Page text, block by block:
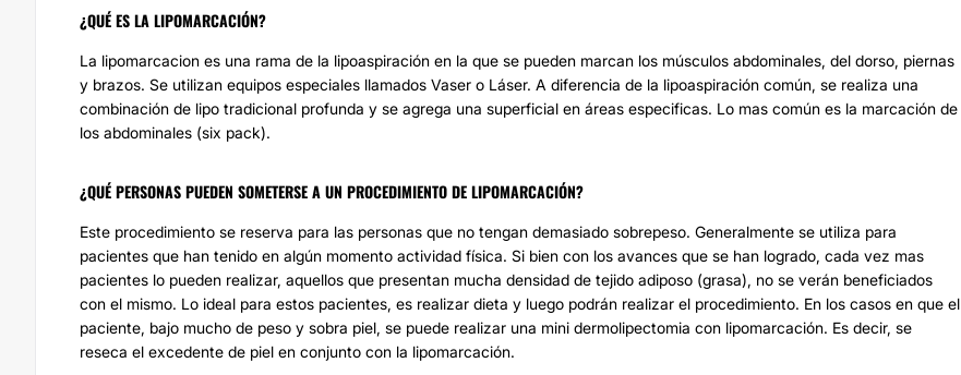
¿QUÉ ES LA LIPOMARCACIÓN?
La lipomarcacion es una rama de la lipoaspiración en la que se pueden marcan los músculos abdominales, del dorso, piernas
y brazos. Se utilizan equipos especiales llamados Vaser o Láser. A diferencia de la lipoaspiración común, se realiza una
combinación de lipo tradicional profunda y se agrega una superficial en áreas especificas. Lo mas común es la marcación de
los abdominales (six pack).
¿QUÉ PERSONAS PUEDEN SOMETERSE A UN PROCEDIMIENTO DE LIPOMARCACIÓN?
Este procedimiento se reserva para las personas que no tengan demasiado sobrepeso. Generalmente se utiliza para
pacientes que han tenido en algún momento actividad física. Si bien con los avances que se han logrado, cada vez mas
pacientes lo pueden realizar, aquellos que presentan mucha densidad de tejido adiposo (grasa), no se verán beneficiados
con el mismo. Lo ideal para estos pacientes, es realizar dieta y luego podrán realizar el procedimiento. En los casos en que el
paciente, bajo mucho de peso y sobra piel, se puede realizar una mini dermolipectomia con lipomarcación. Es decir, se
reseca el excedente de piel en conjunto con la lipomarcación.